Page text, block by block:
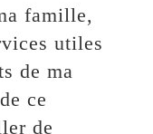
famille,
utiles
de ma
ce
de